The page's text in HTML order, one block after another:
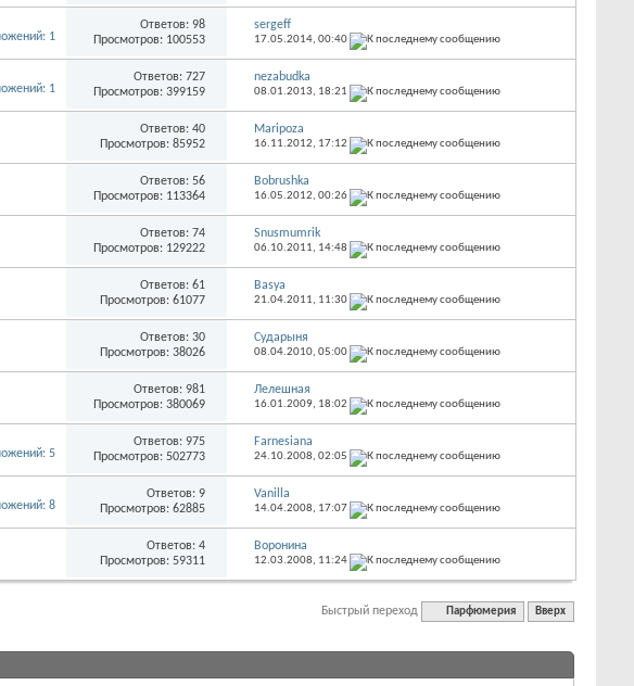
Ответов: 98
Просмотров: 100553
sergeff
17.05.2014, 00:40
Ответов: 727
Просмотров: 399159
nezabudka
08.01.2013, 18:21
Ответов: 40
Просмотров: 85952
Maripoza
16.11.2012, 17:12
Ответов: 56
Просмотров: 113364
Bobrushka
16.05.2012, 00:26
Ответов: 74
Просмотров: 129222
Snusmumrik
06.10.2011, 14:48
Ответов: 61
Просмотров: 61077
Basya
21.04.2011, 11:30
Ответов: 30
Просмотров: 38026
Сударыня
08.04.2010, 05:00
Ответов: 981
Просмотров: 380069
Лелешная
16.01.2009, 18:02
Ответов: 975
Просмотров: 502773
Farnesiana
24.10.2008, 02:05
Ответов: 9
Просмотров: 62885
Vanilla
14.04.2008, 17:07
Ответов: 4
Просмотров: 59311
Воронина
12.03.2008, 11:24
Быстрый переход Парфюмерия Вверх